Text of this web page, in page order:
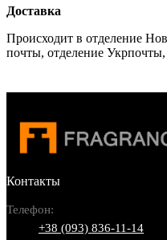
Доставка
Происходит в отделение
почты, отделение
Контакты
Телефон:
+38 (093) 836-11-14